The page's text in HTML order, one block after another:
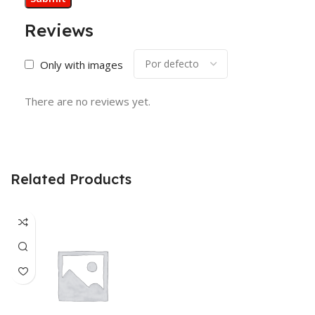
Reviews
Only with images
There are no reviews yet.
Related Products